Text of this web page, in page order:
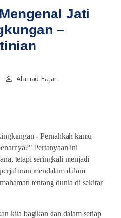
Jati
–
Ahmad Fajar
- Pernahkah kamu
Pertanyaan ini
tetapi seringkali menjadi
mendalam dalam
tentang dunia di sekitar
kita bagikan dan dalam setiap